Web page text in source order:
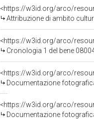
<https://w3id.org/arco/
Attribuzione di ambito
<https://w3id.org/arco/
Cronologia 1 del bene
<https://w3id.org/arco/
Documentazione
<https://w3id.org/arco/
Documentazione